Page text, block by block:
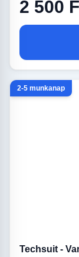
2 500
2-5 munkanap
Techsuit -